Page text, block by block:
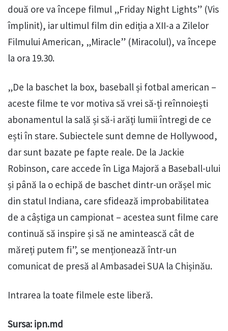
două ore va începe filmul „Friday Night Lights” (Vis
împlinit), iar ultimul film din ediția a XII-a a Zilelor
Filmului American, „Miracle” (Miracolul), va începe
la ora 19.30.
„De la baschet la box, baseball și fotbal american –
aceste filme te vor motiva să vrei să-ți reînnoiești
abonamentul la sală și să-i arăți lumii întregi de ce
ești în stare. Subiectele sunt demne de Hollywood,
dar sunt bazate pe fapte reale. De la Jackie
Robinson, care accede în Liga Majoră a Baseball-ului
și până la o echipă de baschet dintr-un orășel mic
din statul Indiana, care sfidează improbabilitatea
de a câștiga un campionat – acestea sunt filme care
continuă să inspire și să ne amintească cât de
măreți putem fi”, se menționează într-un
comunicat de presă al Ambasadei SUA la Chișinău.
Intrarea la toate filmele este liberă.
Sursa: ipn.md